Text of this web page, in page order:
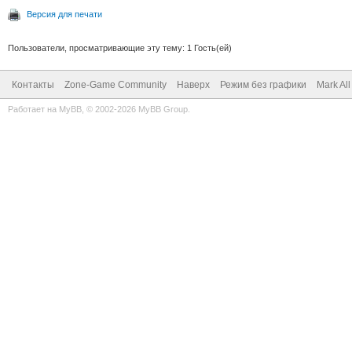
Версия для печати
Пользователи, просматривающие эту тему: 1 Гость(ей)
Контакты Zone-Game Community Наверх Режим без графики Mark
Работает на MyBB , © 2002-2026 MyBB Group